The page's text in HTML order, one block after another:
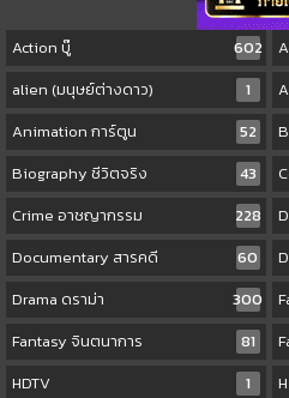
Action บู๊ 602
alien (มนุษย์ต่างดาว)
1
Animation การ์ตูน
52
Biography ชีวิตจริง
43
Crime อาชญากรรม
228
Documentary สารคดี
60
Drama ดราม่า
300
Fantasy จินตนาการ
81
HDTV
1